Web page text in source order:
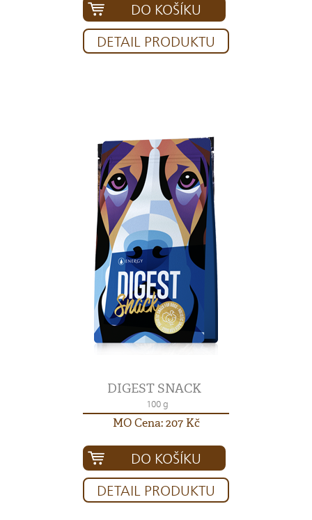
DO KOŠÍKU
DETAIL PRODUKTU
DIGEST SNACK
100 g
MO Cena: 207 Kč
DO KOŠÍKU
DETAIL PRODUKTU